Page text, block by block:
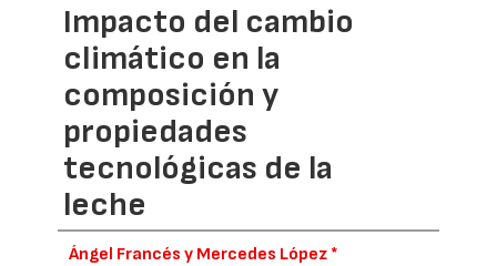
Impacto del cambio
climático en la
composición y
propiedades
tecnológicas de la
leche
Ángel Francés y Mercedes López *